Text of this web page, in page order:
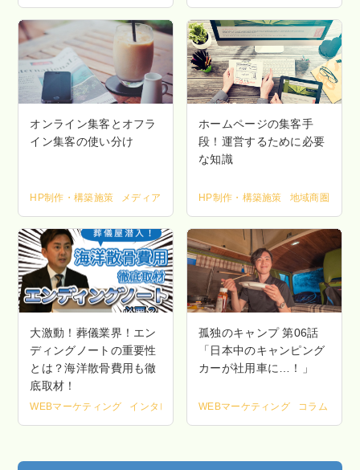
オンライン集客とオフラ
イン集客の使い分け
HP制作・構築施策 メディア 地域商圏・集客マーケティング
ホームページの集客手
段！運営するために必要
な知識
HP制作・構築施策 地域商圏・集
大激動！葬儀業界！エン
ディングノートの重要性
とは？海洋散骨費用も徹
底取材！
WEBマーケティング インタビュー メディア 地域商圏・集客マーケテ
孤独のキャンプ 第06話
「日本中のキャンピング
カーが社用車に…！」
WEBマーケティング コラム